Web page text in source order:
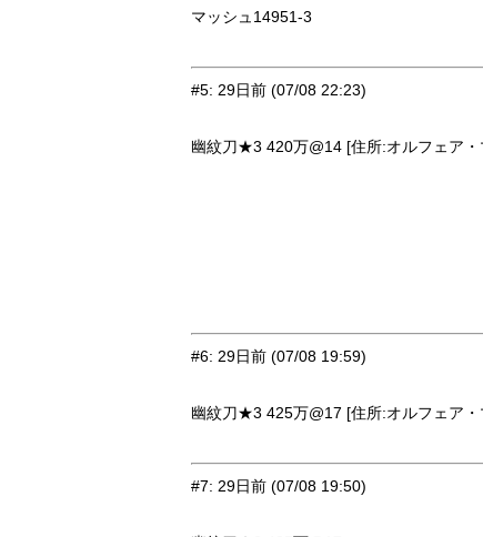
マッシュ14951-3
#5: 29日前 (07/08 22:23)
幽紋刀★3 420万@14 [住所:オルフェア
#6: 29日前 (07/08 19:59)
幽紋刀★3 425万@17 [住所:オルフェア
#7: 29日前 (07/08 19:50)